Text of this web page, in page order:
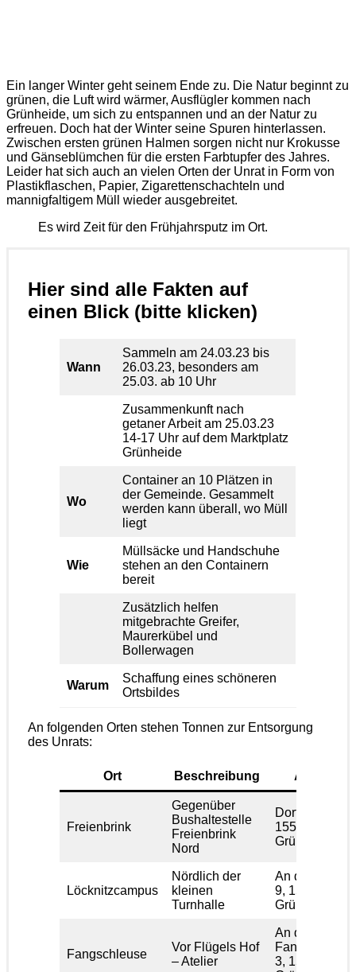
Ein langer Winter geht seinem Ende zu. Die Natur beginnt zu
grünen, die Luft wird wärmer, Ausflügler kommen nach
Grünheide, um sich zu entspannen und an der Natur zu
erfreuen. Doch hat der Winter seine Spuren hinterlassen.
Zwischen ersten grünen Halmen sorgen nicht nur Krokusse
und Gänseblümchen für die ersten Farbtupfer des Jahres.
Leider hat sich auch an vielen Orten der Unrat in Form von
Plastikflaschen, Papier, Zigarettenschachteln und
mannigfaltigem Müll wieder ausgebreitet.
Es wird Zeit für den Frühjahrsputz im Ort.
Hier sind alle Fakten auf
einen Blick (bitte klicken)
Wann
Sammeln am 24.03.23 bis
26.03.23, besonders am
25.03. ab 10 Uhr
Zusammenkunft nach
getaner Arbeit am 25.03.23
14-17 Uhr auf dem Marktplatz
Grünheide
Wo
Container an 10 Plätzen in
der Gemeinde. Gesammelt
werden kann überall, wo Müll
liegt
Wie
Müllsäcke und Handschuhe
stehen an den Containern
bereit
Zusätzlich helfen
mitgebrachte Greifer,
Maurerkübel und
Bollerwagen
Warum
Schaffung eines schöneren
Ortsbildes
An folgenden Orten stehen Tonnen zur Entsorgung
des Unrats:
Ort Beschreibung Adresse
Freienbrink
Gegenüber
Bushaltestelle
Freienbrink
Nord
Dorfstrasse
15537
Grünheide
Löcknitzcampus
Nördlich der
kleinen
Turnhalle
An der
9, 15537
Grünheide
Fangschleuse
Vor Flügels Hof
– Atelier
An der
Fangschleuse
3, 15537